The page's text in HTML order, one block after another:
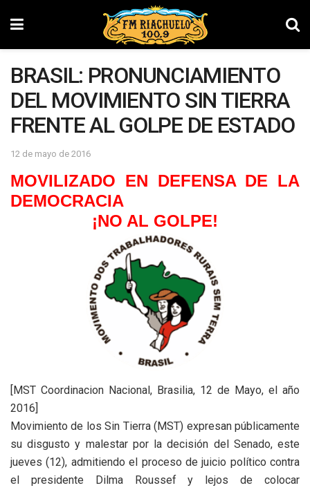
BRASIL: PRONUNCIAMIENTO
DEL MOVIMIENTO SIN TIERRA
FRENTE AL GOLPE DE ESTADO
12 de mayo de 2016
MOVILIZADO EN DEFENSA DE LA
DEMOCRACIA
¡NO AL GOLPE!
[MST Coordinacion Nacional, Brasilia, 12 de Mayo, el año
2016]
Movimiento de los Sin Tierra (MST) expresan públicamente
su disgusto y malestar por la decisión del Senado, este
jueves (12), admitiendo el proceso de juicio político contra
el presidente Dilma Roussef y lejos de colocar